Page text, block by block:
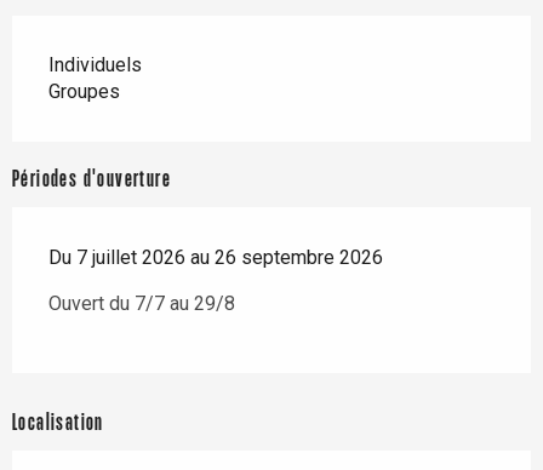
Individuels
Groupes
Périodes d'ouverture
Du 7 juillet 2026 au 26 septembre 2026
Ouvert du 7/7 au 29/8
Localisation